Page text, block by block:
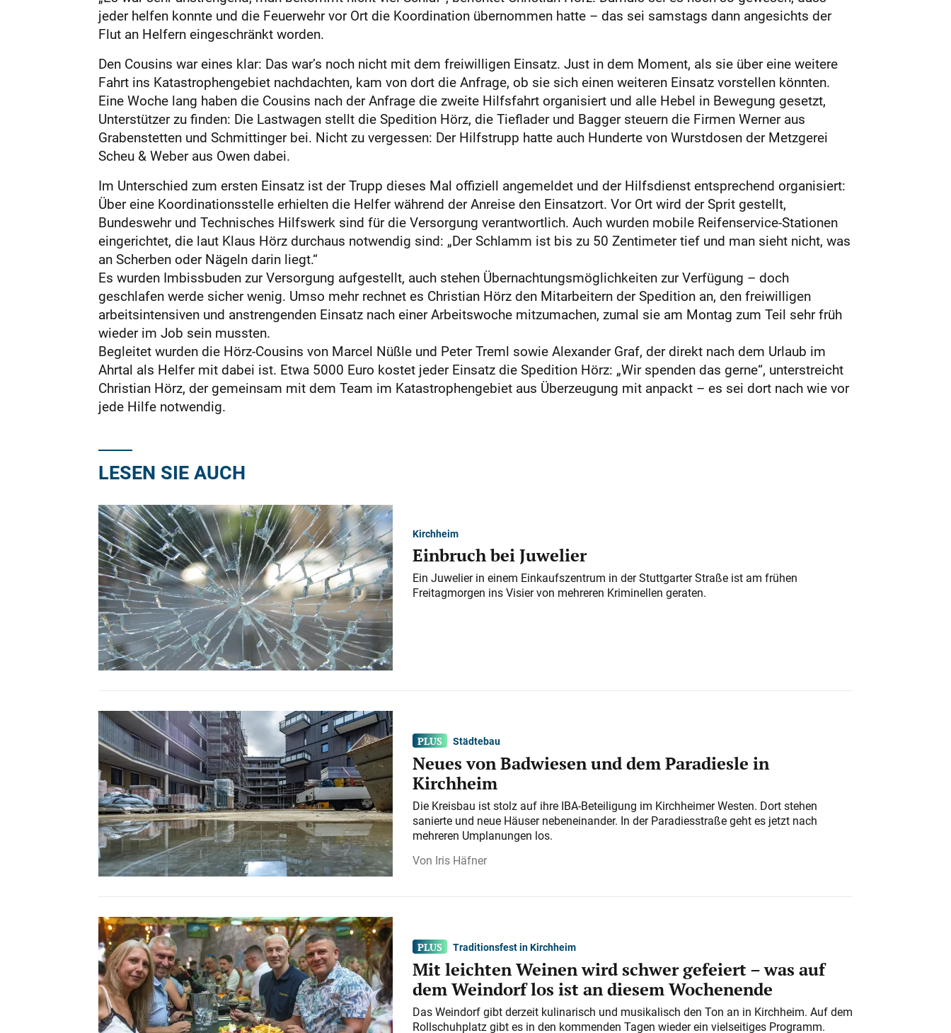
jeder helfen konnte und die Feuerwehr vor Ort die Koordination übernommen hatte – das sei samstags dann angesichts der
Flut an Helfern eingeschränkt worden.
Den Cousins war eines klar: Das war’s noch nicht mit dem freiwilligen Einsatz. Just in dem Moment, als sie über eine weitere
Fahrt ins Katastrophengebiet nachdachten, kam von dort die Anfrage, ob sie sich einen weiteren Einsatz vorstellen könnten.
Eine Woche lang haben die Cousins nach der Anfrage die zweite Hilfsfahrt organisiert und alle Hebel in Bewegung gesetzt,
Unterstützer zu finden: Die Lastwagen stellt die Spedition Hörz, die Tieflader und Bagger steuern die Firmen Werner aus
Grabenstetten und Schmittinger bei. Nicht zu vergessen: Der Hilfstrupp hatte auch Hunderte von Wurstdosen der Metzgerei
Scheu & Weber aus Owen dabei.
Im Unterschied zum ersten Einsatz ist der Trupp dieses Mal offiziell angemeldet und der Hilfsdienst entsprechend organisiert:
Über eine Koordinationsstelle erhielten die Helfer während der Anreise den Einsatzort. Vor Ort wird der Sprit gestellt,
Bundeswehr und Technisches Hilfswerk sind für die Versorgung verantwortlich. Auch wurden mobile Reifenservice-Stationen
eingerichtet, die laut Klaus Hörz durchaus notwendig sind: „Der Schlamm ist bis zu 50 Zentimeter tief und man sieht nicht, was
an Scherben oder Nägeln darin liegt.“
Es wurden Imbissbuden zur Versorgung aufgestellt, auch stehen Übernachtungsmöglichkeiten zur Verfügung – doch
geschlafen werde sicher wenig. Umso mehr rechnet es Christian Hörz den Mitarbeitern der Spedition an, den freiwilligen
arbeitsintensiven und anstrengenden Einsatz nach einer Arbeitswoche mitzumachen, zumal sie am Montag zum Teil sehr früh
wieder im Job sein mussten.
Begleitet wurden die Hörz-Cousins von Marcel Nüßle und Peter Treml sowie Alexander Graf, der direkt nach dem Urlaub im
Ahrtal als Helfer mit dabei ist. Etwa 5000 Euro kostet jeder Einsatz die Spedition Hörz: „Wir spenden das gerne“, unterstreicht
Christian Hörz, der gemeinsam mit dem Team im Katastrophengebiet aus Überzeugung mit anpackt – es sei dort nach wie vor
jede Hilfe notwendig.
LESEN SIE AUCH
Kirchheim
Einbruch bei Juwelier
Ein Juwelier in einem Einkaufszentrum in der Stuttgarter Straße ist am frühen
Freitagmorgen ins Visier von mehreren Kriminellen geraten.
Städtebau
Neues von Badwiesen und dem Paradiesle in
Kirchheim
Die Kreisbau ist stolz auf ihre IBA-Beteiligung im Kirchheimer Westen. Dort stehen
sanierte und neue Häuser nebeneinander. In der Paradiesstraße geht es jetzt nach
mehreren Umplanungen los.
Iris Häfner
Traditionsfest in Kirchheim
Mit leichten Weinen wird schwer gefeiert – was auf
dem Weindorf los ist an diesem Wochenende
Das Weindorf gibt derzeit kulinarisch und musikalisch den Ton an in Kirchheim. Auf dem
Rollschuhplatz gibt es in den kommenden Tagen wieder ein vielseitiges Programm.